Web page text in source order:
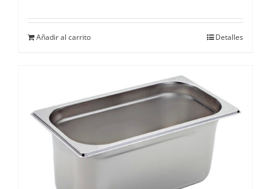
Añadir al carrito Detalles